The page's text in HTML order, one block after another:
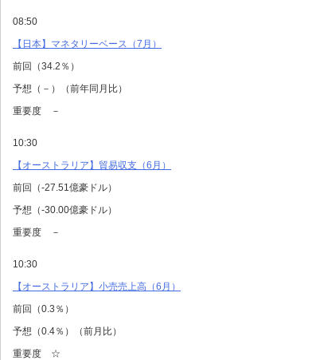
08:50
【日本】マネタリーベース（7月）
前回（34.2％）
予想（－）（前年同月比）
重要度 －
10:30
【オーストラリア】貿易収支（6月）
前回（-27.51億豪ドル）
予想（-30.00億豪ドル）
重要度 －
10:30
【オーストラリア】小売売上高（6月）
前回（0.3％）
予想（0.4％）（前月比）
重要度 ☆